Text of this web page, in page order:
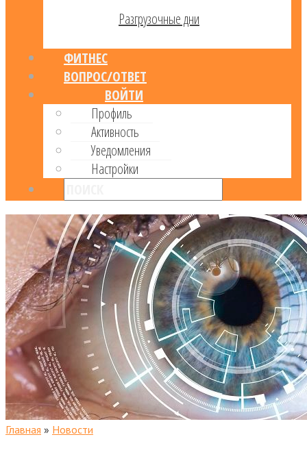
Разгрузочные дни
ФИТНЕС
ВОПРОС/ОТВЕТ
ВОЙТИ
Профиль
Активность
Уведомления
Настройки
Главная » Новости